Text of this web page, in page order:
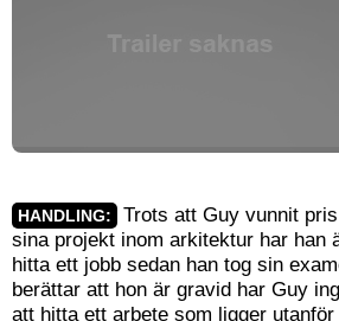
HANDLING:
Trots att Guy vunnit
sina projekt inom arkitektur har han
hitta ett jobb sedan han tog sin
berättar att hon är gravid har Guy
att hitta ett arbete som ligger utanför